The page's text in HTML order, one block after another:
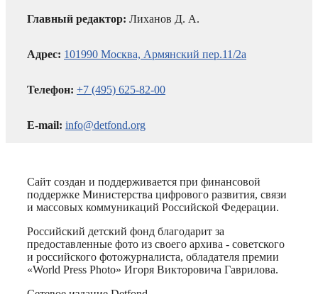
Главный редактор: Лиханов Д. А.
Адрес: 101990 Москва, Армянский пер.11/2а
Телефон: +7 (495) 625-82-00
E-mail: info@detfond.org
Сайт создан и поддерживается при финансовой
поддержке Министерства цифрового развития, связи
и массовых коммуникаций Российской Федерации.
Российский детский фонд благодарит за
предоставленные фото из своего архива - советского
и российского фотожурналиста, обладателя премии
«World Press Photo» Игоря Викторовича Гаврилова.